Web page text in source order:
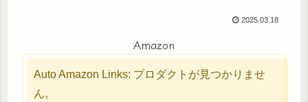
2025.03.18
Amazon
Auto Amazon Links: プロダクトが見つかりませ
ん。